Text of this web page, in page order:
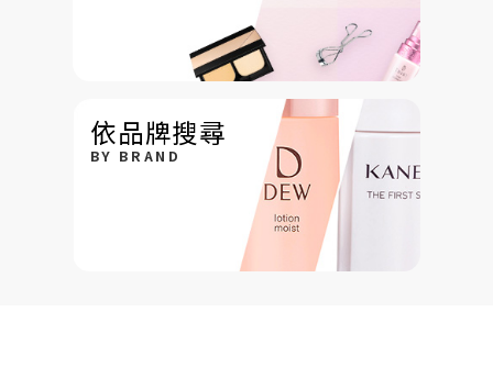
依品牌搜尋
BY BRAND